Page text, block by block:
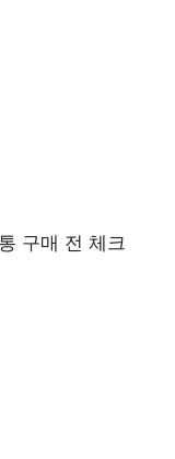
구매 전 체크